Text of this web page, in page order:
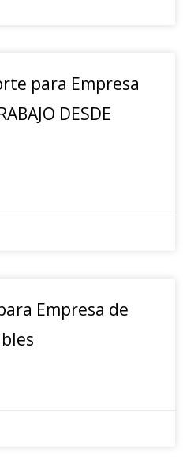
para Empresa
DESDE
Empresa de